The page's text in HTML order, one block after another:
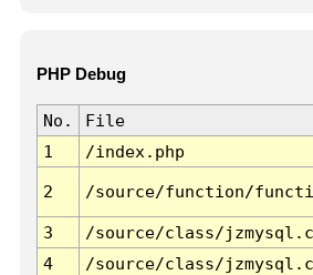
PHP Debug
No. File
1
/index.php
2 /source/function/
3 /source/class/
4
/source/class/